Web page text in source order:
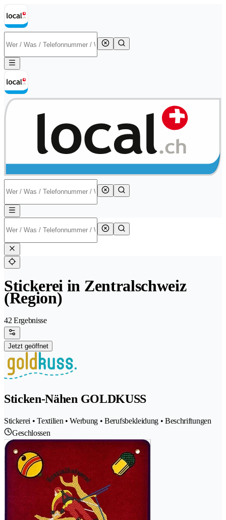
Stickerei in Zentralschweiz
(Region)
42 Ergebnisse
Jetzt geöffnet
Sticken-Nähen GOLDKUSS
Stickerei • Textilien • Werbung • Berufsbekleidung • Beschriftungen
Geschlossen